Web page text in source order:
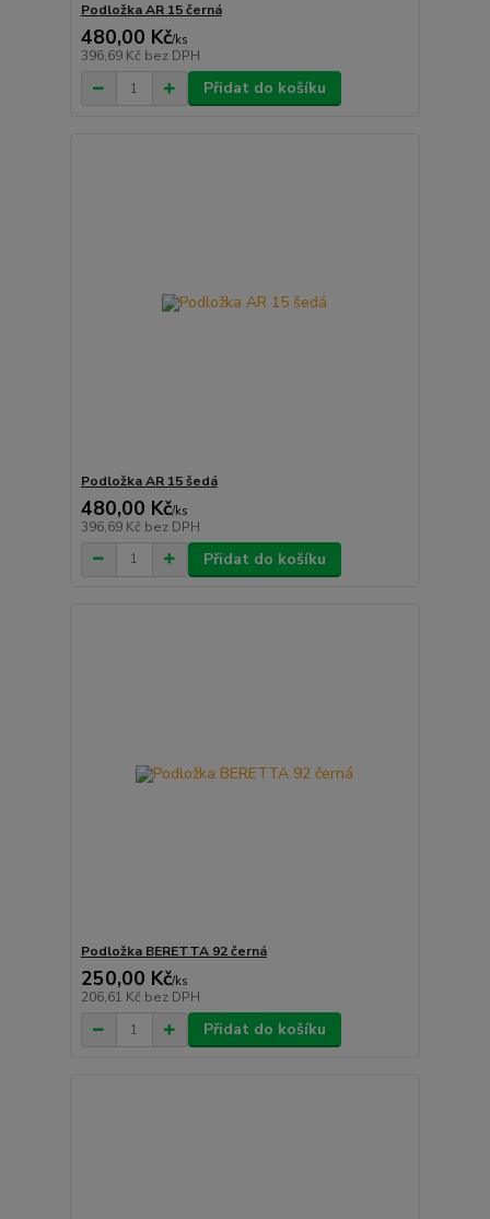
Podložka AR 15 černá
480,00 Kč/ks
396,69 Kč bez DPH
Přidat do košíku
Podložka AR 15 šedá
480,00 Kč/ks
396,69 Kč bez DPH
Přidat do košíku
Podložka BERETTA 92 černá
250,00 Kč/ks
206,61 Kč bez DPH
Přidat do košíku